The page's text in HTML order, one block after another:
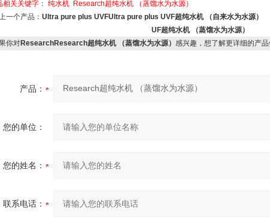
相关关键字： 纯水机 Research超纯水机 （蒸馏水为水源）
一个产品： Ultra pure plus UVFUltra pure plus UVF超纯水机 （自来水为水源）
UF超纯水机 （蒸馏水为水源）
你对ResearchResearch超纯水机 （蒸馏水为水源） 感兴趣，想了解更详细的产
产品：
您的单位：
您的姓名：
联系电话：